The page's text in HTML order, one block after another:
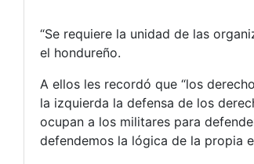
“Se requiere la unidad de las
el hondureño.
A ellos les recordó que “los
la izquierda la defensa de los
ocupan a los militares para
defendemos la lógica de la propia